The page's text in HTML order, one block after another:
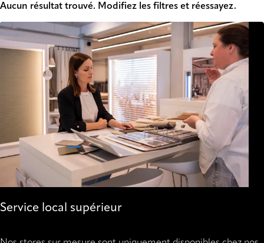
Aucun résultat trouvé. Modifiez les filtres et réessayez.
Service local supérieur